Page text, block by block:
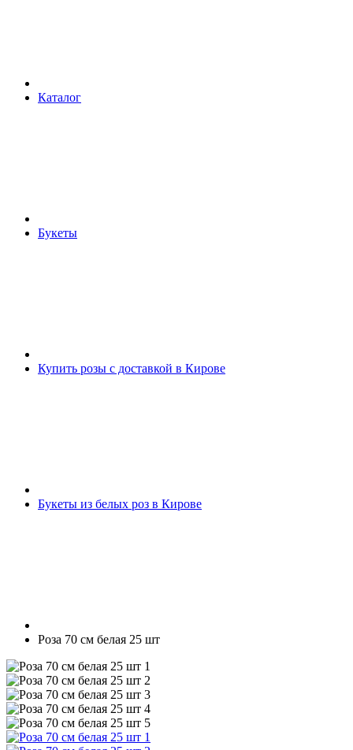
Каталог
Букеты
Купить розы с доставкой в Кирове
Букеты из белых роз в Кирове
Роза 70 см белая 25 шт